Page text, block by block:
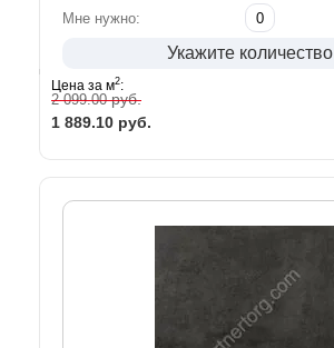
Мне нужно:
Укажите количество
Цена за м2:
2 099.00руб.
1 889.10 руб.